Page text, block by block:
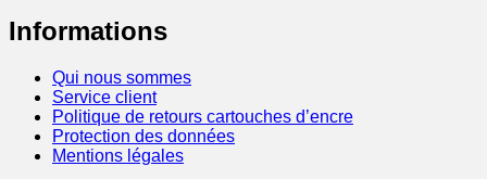
Informations
Qui nous sommes
Service client
Politique de retours cartouches d’encre
Protection des données
Mentions légales